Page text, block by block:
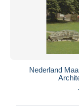
Nederland